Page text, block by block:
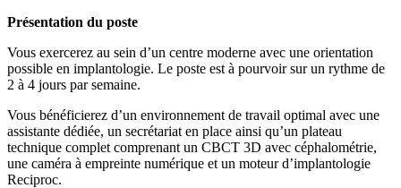
Présentation du poste
Vous exercerez au sein d’un centre moderne avec une orientation
possible en implantologie. Le poste est à pourvoir sur un rythme de
2 à 4 jours par semaine.
Vous bénéficierez d’un environnement de travail optimal avec une
assistante dédiée, un secrétariat en place ainsi qu’un plateau
technique complet comprenant un CBCT 3D avec céphalométrie,
une caméra à empreinte numérique et un moteur d’implantologie
Reciproc.